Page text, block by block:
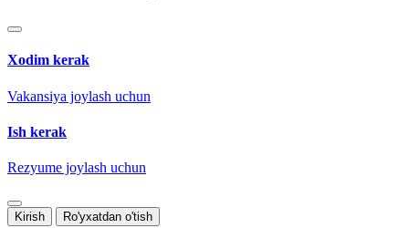
Xodim kerak
Vakansiya joylash uchun
Ish kerak
Rezyume joylash uchun
Kirish Ro'yxatdan o'tish